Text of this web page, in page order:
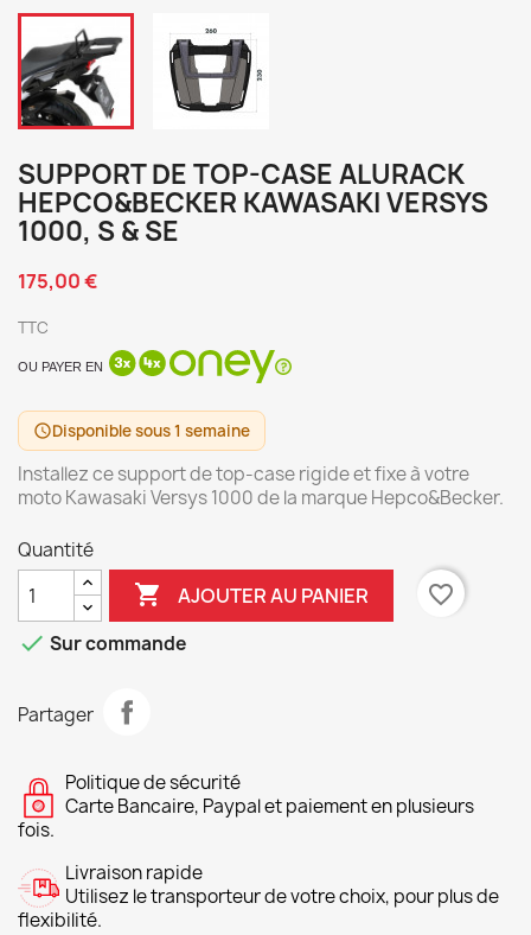
SUPPORT DE TOP-CASE ALURACK
HEPCO&BECKER KAWASAKI VERSYS
1000, S & SE
175,00 €
TTC
OU PAYER EN
scheduleDisponible sous 1 semaine
Installez ce support de top-case rigide et fixe à votre
moto Kawasaki Versys 1000 de la marque Hepco&Becker.
Quantité
 AJOUTER AU PANIER
favorite_border
 Sur commande
Partager
Politique de sécurité
Carte Bancaire, Paypal et paiement en plusieurs
fois.
Livraison rapide
Utilisez le transporteur de votre choix, pour plus de
flexibilité.